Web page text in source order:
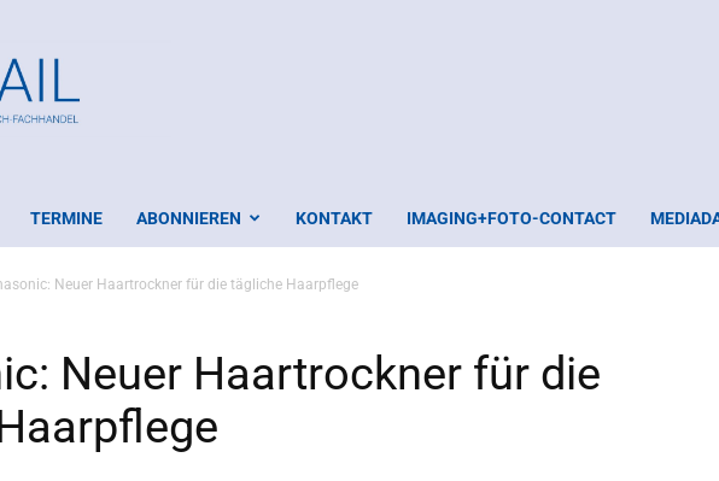
TERMINE ABONNIEREN KONTAKT IMAGING+FOTO-CONTACT
Neuer Haartrockner für die tägliche Haarpflege
Neuer Haartrockner für die